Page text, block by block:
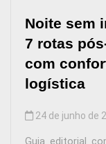
Noite sem
7 rotas
com
logística
24 de junho de
Guia editorial